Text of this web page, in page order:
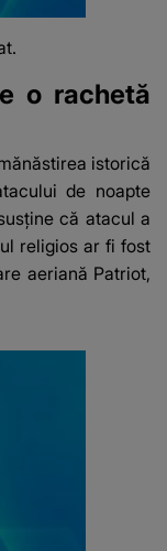
o rachetă
istorică
de noapte
că atacul a
religios ar fi fost
aeriană Patriot,